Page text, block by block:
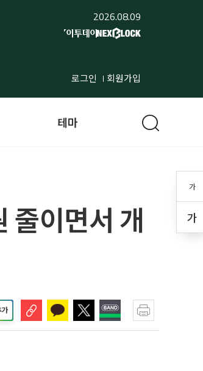
2026.08.09
로그인 회원가입
가
가
테마
이면서 개